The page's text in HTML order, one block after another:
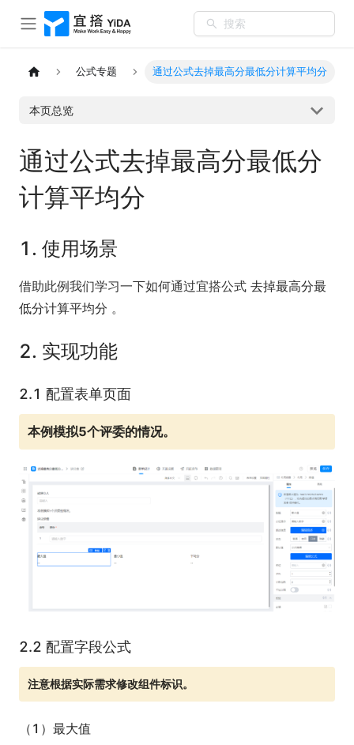
搜索
公式专题 通过公式去掉最高分最低分计算平均分
本页总览
通过公式去掉最高分最低分
计算平均分
1. 使用场景
借助此例我们学习一下如何通过宜搭公式 去掉最高分最
低分计算平均分 。
2. 实现功能
2.1 配置表单页面
本例模拟5个评委的情况。
2.2 配置字段公式
注意根据实际需求修改组件标识。
（1）最大值